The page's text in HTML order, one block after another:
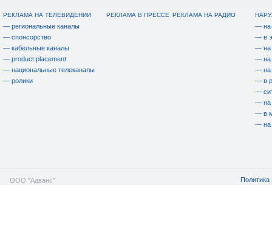
РЕКЛАМА НА ТЕЛЕВИДЕНИИ
— региональные каналы
— спонсорство
— кабельные каналы
— product placement
— национальные телеканалы
— ролики
РЕКЛАМА В ПРЕССЕ РЕКЛАМА НА РАДИО
— на
— в
— на
— на
— на
— в
—
— на
— в
— на
ООО "Адванс" Политика